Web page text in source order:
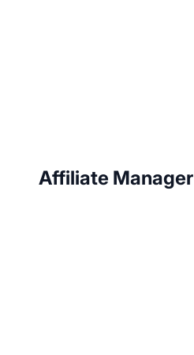
Affiliate Manager